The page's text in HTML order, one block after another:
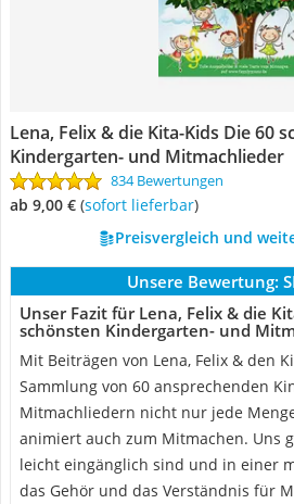
Lena, Felix & die Kita-Kids Die 60
Kindergarten- und Mitmachlieder
834 Bewertungen
ab 9,00 € ( Sofort lieferbar)
Preisvergleich und
Unsere Bewertung:
Unser Fazit für Lena, Felix & die
schönsten Kindergarten- und
Mit Beiträgen von Lena, Felix & den
Sammlung von 60 ansprechenden
Mitmachliedern nicht nur jede
animiert auch zum Mitmachen. Uns
leicht eingänglich sind und in einer
das Gehör und das Verständnis für